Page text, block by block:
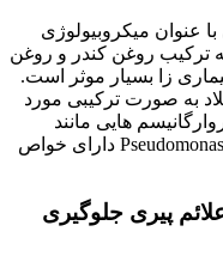
عنوان میکروبیولوژی
ترکیب روغن کندر و روغن
زا بسیار موثر است.
سال ۱۵۰۰ قبل از میلاد به صورت ترکیبی مورد
هایی مانند
Cryptococcus neoformans و Pseudomonas aeruginosa دارای خواص
پیری جلوگیری